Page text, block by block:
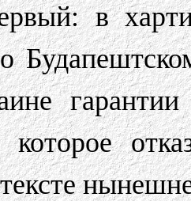
в
которое